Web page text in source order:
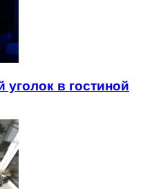
уголок в гостиной